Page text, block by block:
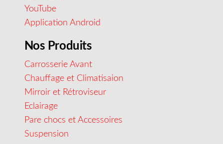
YouTube
Application Android
Nos Produits
Carrosserie Avant
Chauffage et Climatisaion
Mirroir et Rétroviseur
Eclairage
Pare chocs et Accessoires
Suspension